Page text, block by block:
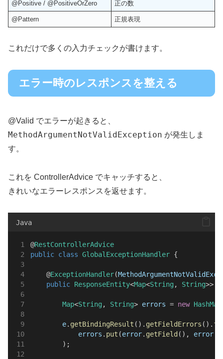
@Positive / @PositiveOrZero 正の数
@Pattern 正規表現
これだけで多くの入力チェックが書けます。
エラー時のレスポンスを整える
@Valid でエラーが起きると、
MethodArgumentNotValidException が発生しま
す。
これを ControllerAdvice でキャッチすると、
きれいなエラーレスポンスを返せます。
Java
@RestControllerAdvice
public class GlobalExceptionHandler {
    @
ExceptionHandler(
public ResponseEntity<Map<String , String>>
Map<String , String> errors = new HashMap
e. getBindingResult (). getFieldErrors ().
errors . put (error. getField (), error.
        );